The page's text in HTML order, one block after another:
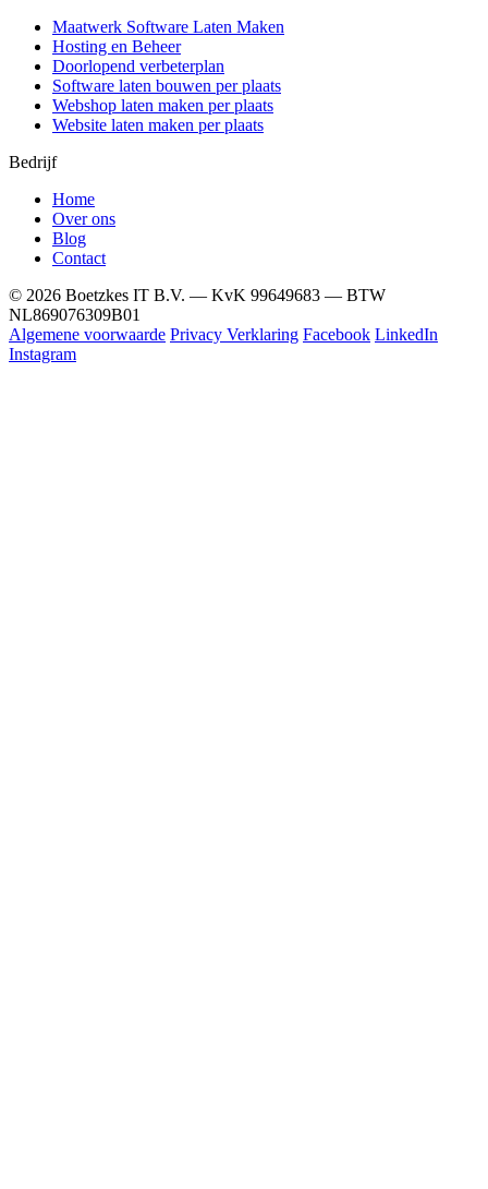
Maatwerk Software Laten Maken
Hosting en Beheer
Doorlopend verbeterplan
Software laten bouwen per plaats
Webshop laten maken per plaats
Website laten maken per plaats
Bedrijf
Home
Over ons
Blog
Contact
© 2026 Boetzkes IT B.V. — KvK 99649683 — BTW
NL869076309B01
Algemene voorwaarde Privacy Verklaring Facebook LinkedIn
Instagram